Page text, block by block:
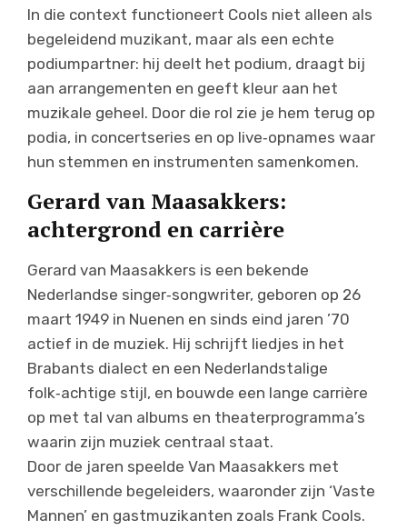
In die context functioneert Cools niet alleen als
begeleidend muzikant, maar als een echte
podiumpartner: hij deelt het podium, draagt bij
aan arrangementen en geeft kleur aan het
muzikale geheel. Door die rol zie je hem terug op
podia, in concertseries en op live‑opnames waar
hun stemmen en instrumenten samenkomen.
Gerard van Maasakkers:
achtergrond en carrière
Gerard van Maasakkers is een bekende
Nederlandse singer‑songwriter, geboren op 26
maart 1949 in Nuenen en sinds eind jaren ’70
actief in de muziek. Hij schrijft liedjes in het
Brabants dialect en een Nederlandstalige
folk‑achtige stijl, en bouwde een lange carrière
op met tal van albums en theaterprogramma’s
waarin zijn muziek centraal staat.
Door de jaren speelde Van Maasakkers met
verschillende begeleiders, waaronder zijn ‘Vaste
Mannen’ en gastmuzikanten zoals Frank Cools.